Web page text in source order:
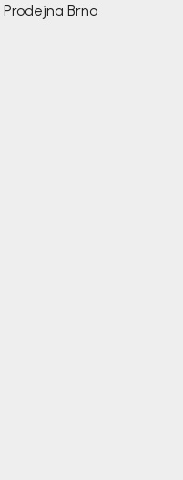
Prodejna Brno